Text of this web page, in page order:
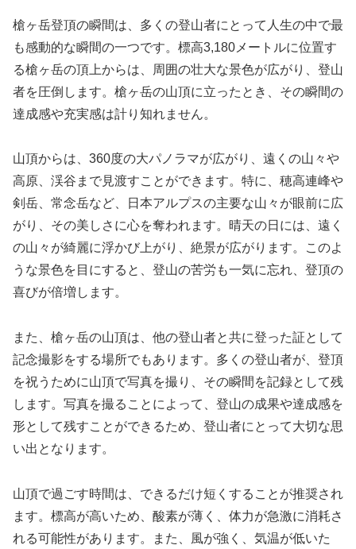
槍ヶ岳登頂の瞬間は、多くの登山者にとって人生の中で最
も感動的な瞬間の一つです。標高3,180メートルに位置す
る槍ヶ岳の頂上からは、周囲の壮大な景色が広がり、登山
者を圧倒します。槍ヶ岳の山頂に立ったとき、その瞬間の
達成感や充実感は計り知れません。
山頂からは、360度の大パノラマが広がり、遠くの山々や
高原、渓谷まで見渡すことができます。特に、穂高連峰や
剣岳、常念岳など、日本アルプスの主要な山々が眼前に広
がり、その美しさに心を奪われます。晴天の日には、遠く
の山々が綺麗に浮かび上がり、絶景が広がります。このよ
うな景色を目にすると、登山の苦労も一気に忘れ、登頂の
喜びが倍増します。
また、槍ヶ岳の山頂は、他の登山者と共に登った証として
記念撮影をする場所でもあります。多くの登山者が、登頂
を祝うために山頂で写真を撮り、その瞬間を記録として残
します。写真を撮ることによって、登山の成果や達成感を
形として残すことができるため、登山者にとって大切な思
い出となります。
山頂で過ごす時間は、できるだけ短くすることが推奨され
ます。標高が高いため、酸素が薄く、体力が急激に消耗さ
れる可能性があります。また、風が強く、気温が低いた